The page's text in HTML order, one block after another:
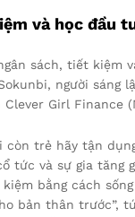
và học đầu
sách, tiết kiệm
người sáng
Girl Finance
còn trẻ hãy tận
tức và sự gia tăng
bằng cách
bản thân trước”,